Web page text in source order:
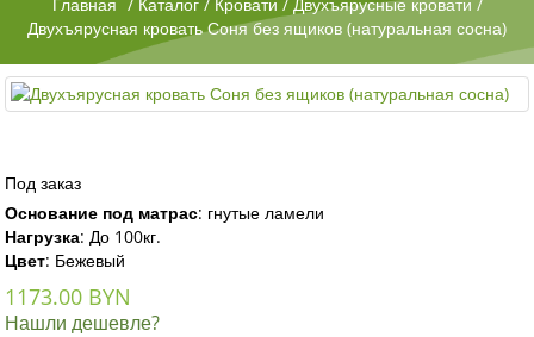
Двухъярусная кровать Соня без ящиков (натуральная сосна)
Под заказ
Основание под матрас: гнутые ламели
Нагрузка: До 100кг.
Цвет: Бежевый
1173.00 BYN
Нашли дешевле?